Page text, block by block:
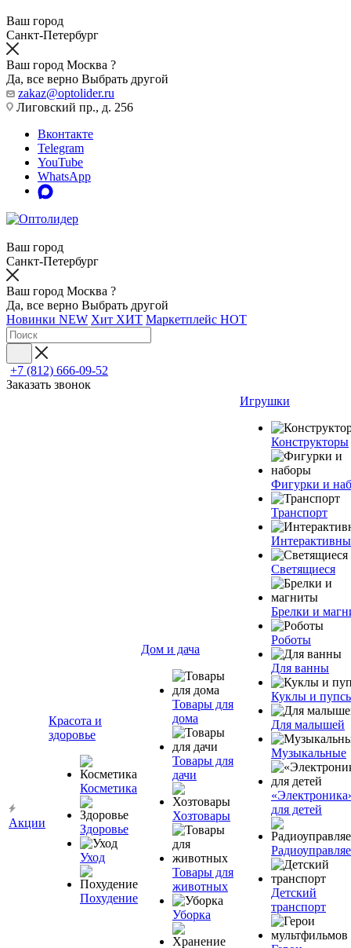
Ваш город
Санкт-Петербург
Ваш город Москва ?
Да, все верно Выбрать другой
zakaz@optolider.ru
Лиговский пр., д. 256
Вконтакте
Telegram
YouTube
WhatsApp
Ваш город
Санкт-Петербург
Ваш город Москва ?
Да, все верно Выбрать другой
Новинки NEW Хит ХИТ Маркетплейс HOT
+7 (812) 666-09-52
Заказать звонок
Акции
Красота и
здоровье
Косметика
Здоровье
Уход
Похудение
Дом и дача
Товары для
дома
Товары для
дачи
Хозтовары
Товары для
животных
Уборка
Игрушки
Конструкторы
Фигурки и
Транспорт
Светящиеся
Брелки и
Роботы
Для ванны
Куклы и
Для малышей
Музыкальные
для детей
Детский
транспорт